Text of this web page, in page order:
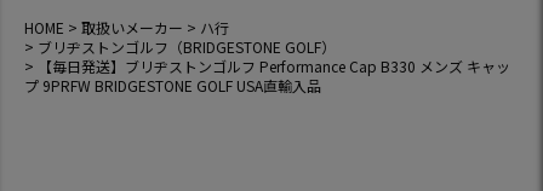
HOME 取扱いメーカー
ハ行
ブリヂストンゴルフ（BRIDGESTONE GOLF）
【毎日発送】ブリヂストンゴルフ Performance Cap B330 メンズ キャッ
プ 9PRFW BRIDGESTONE GOLF USA直輸入品